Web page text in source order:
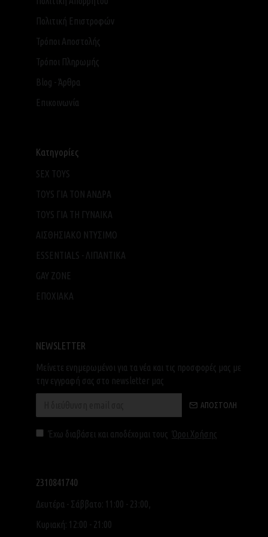
Πολιτική Επιστροφών
Τρόποι Αποστολής
Τρόποι Πληρωμής
Blog - Άρθρα
Επικοινωνία
Κατηγορίες
SEX TOYS
TOYS ΓΙΑ ΤΟΝ ΑΝΔΡΑ
TOYS ΓΙΑ ΤH ΓΥΝΑΙΚΑ
ΑΙΣΘΗΣΙΑΚΟ ΝΤΥΣΙΜΟ
ESSENTIALS - ΛΙΠΑΝΤΙΚΑ
GAY ZONE
ΕΠΟΧΙΑΚΑ
NEWSLETTER
Μείνετε ενημερωμένοι για τα νέα και τις προσφορές μας με
την εγγραφή σας στο newsletter μας
ΑΠΟΣΤΟΛΉ
Έχω διαβάσει και αποδέχομαι τους Όροι Χρήσης
2310841740
Δευτέρα - Σάββατο: 11:00 - 23:00,
Κυριακή: 12:00 - 21:00